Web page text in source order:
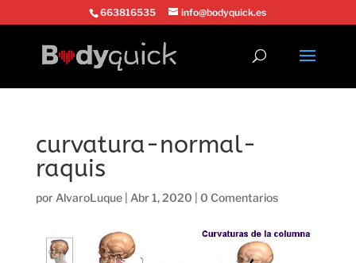
663816535 info@bodyquick.es
curvatura-normal-
raquis
por AlvaroLuque| Abr 1, 2020 0 Comentarios